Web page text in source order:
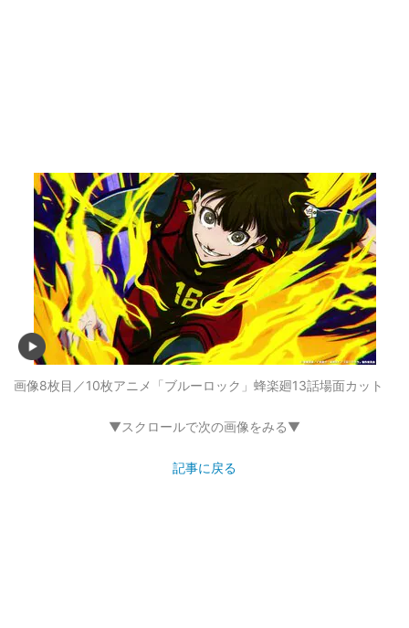
画像8枚目／10枚アニメ「ブルーロック」蜂楽廻13話場面カット
▼スクロールで次の画像をみる▼
記事に戻る